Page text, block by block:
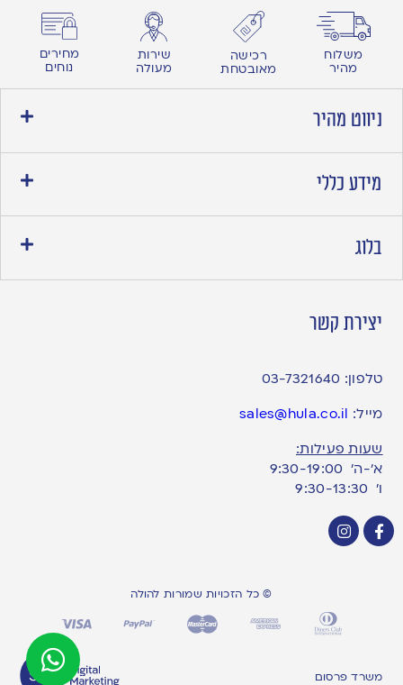
משלוח
מהיר
רכישה
מאובטחת
שירות
מעולה
מחירים
נוחים
ניווט מהיר
מידע כללי
בלוג
יצירת קשר
טלפון: 03-7321640
מייל: sales@hula.co.il
שעות פעילות:
א’-ה’ 9:30-19:00
ו׳ 9:30-13:30
© כל הזכויות שמורות להולה
משרד פרסום